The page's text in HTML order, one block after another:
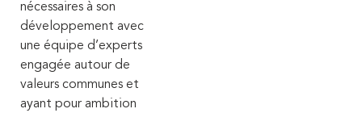
nécessaires à son
développement avec
une équipe d’experts
engagée autour de
valeurs communes et
ayant pour ambition